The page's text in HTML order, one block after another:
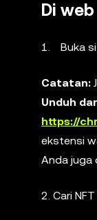
Di web
Buka
Catatan:
Unduh
https://
ekstensi
Anda juga
2. Cari